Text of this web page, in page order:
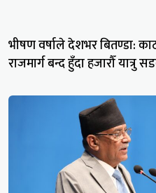
भीषण वर्षाले देशभर बितण्डा:
राजमार्ग बन्द हुँदा हजारौँ यात्रु